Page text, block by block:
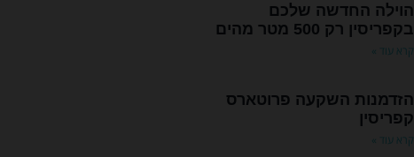
דירה #10644 – איה נאפה
כתובת:
לחצו למידע נוסף
הוילה החדשה שלכם
בקפריסין רק 500 מטר מהים
קרא עוד »
הזדמנות השקעה פרוטארס
קפריסין
קרא עוד »